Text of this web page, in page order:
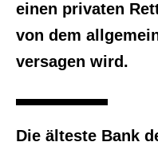
einen privaten
von dem
versagen wird.
Die älteste Bank